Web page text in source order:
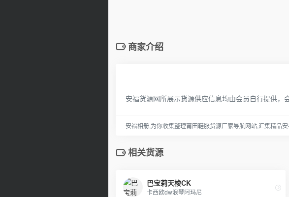
商家介绍
安福货源网所展示货源供应信息均由会员自行提供，
安福相册,为你收集整理莆田鞋服货源厂家导航网站,汇集精品
相关货源
巴宝莉天梭CK
卡西欧dw浪琴阿玛尼